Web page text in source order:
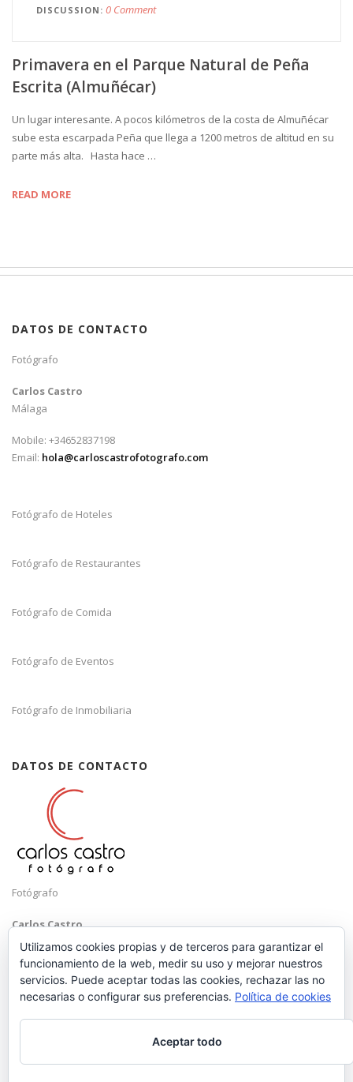
DISCUSSION 0 Comment
Primavera en el Parque Natural de Peña
Escrita (Almuñécar)
Un lugar interesante. A pocos kilómetros de la costa de Almuñécar
sube esta escarpada Peña que llega a 1200 metros de altitud en su
parte más alta. Hasta hace …
READ MORE
DATOS DE CONTACTO
Fotógrafo
Carlos Castro
Málaga
Mobile: +34652837198
Email: hola@carloscastrofotografo.com
Fotógrafo de Hoteles
Fotógrafo de Restaurantes
Fotógrafo de Comida
Fotógrafo de Eventos
Fotógrafo de Inmobiliaria
DATOS DE CONTACTO
Fotógrafo
Carlos Castro
Málaga
Mobile: +34 652 83 71 98
hola@carloscastrofotografo.com
Utilizamos cookies propias y de terceros para garantizar el
funcionamiento de la web, medir su uso y mejorar nuestros
servicios. Puede aceptar todas las cookies, rechazar las no
necesarias o configurar sus preferencias. Política de cookies
Aceptar todo